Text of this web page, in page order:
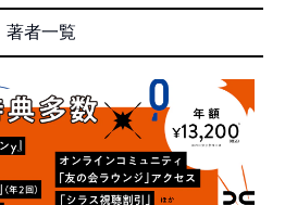
著者一覧